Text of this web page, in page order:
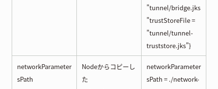
"tunnel/bridge.jks
"trustStoreFile =
"tunnel/tunnel-
truststore.jks"}
networkParameter
sPath
Nodeからコピーし
た
networkParameter
sPath = ./network-